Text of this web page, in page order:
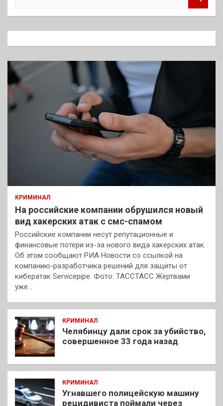
к
КРИМИНАЛ
На российские компании обрушился новый
вид хакерских атак с смс-спамом
Российские компании несут репутационные и
финансовые потери из-за нового вида хакерских атак.
Об этом сообщают РИА Новости со ссылкой на
компанию-разработчика решений для защиты от
кибератак Servicepipe. Фото: ТАССТАСС Жертвами
уже…
КРИМИНАЛ
Челябинцу дали срок за убийство,
совершенное 33 года назад
КРИМИНАЛ
Угнавшего полицейскую машину
рецидивиста поймали через